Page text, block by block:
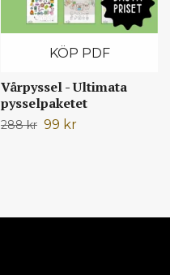
KÖP PDF
Vårpyssel - Ultimata
pysselpaketet
288 kr 99 kr